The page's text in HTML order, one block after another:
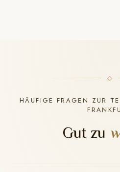
HÄUFIGE FRAGEN ZUR
Gut zu